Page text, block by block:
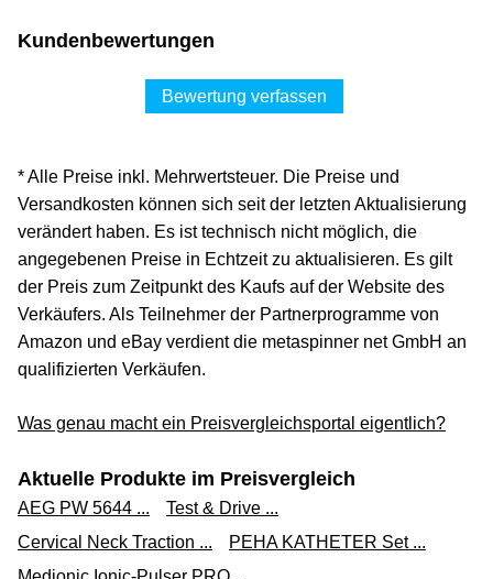
Kundenbewertungen
Bewertung verfassen
* Alle Preise inkl. Mehrwertsteuer. Die Preise und
Versandkosten können sich seit der letzten Aktualisierung
verändert haben. Es ist technisch nicht möglich, die
angegebenen Preise in Echtzeit zu aktualisieren. Es gilt
der Preis zum Zeitpunkt des Kaufs auf der Website des
Verkäufers. Als Teilnehmer der Partnerprogramme von
Amazon und eBay verdient die metaspinner net GmbH an
qualifizierten Verkäufen.
Was genau macht ein Preisvergleichsportal eigentlich?
Aktuelle Produkte im Preisvergleich
AEG PW 5644 ...
Test & Drive ...
Cervical Neck Traction ...
PEHA KATHETER Set ...